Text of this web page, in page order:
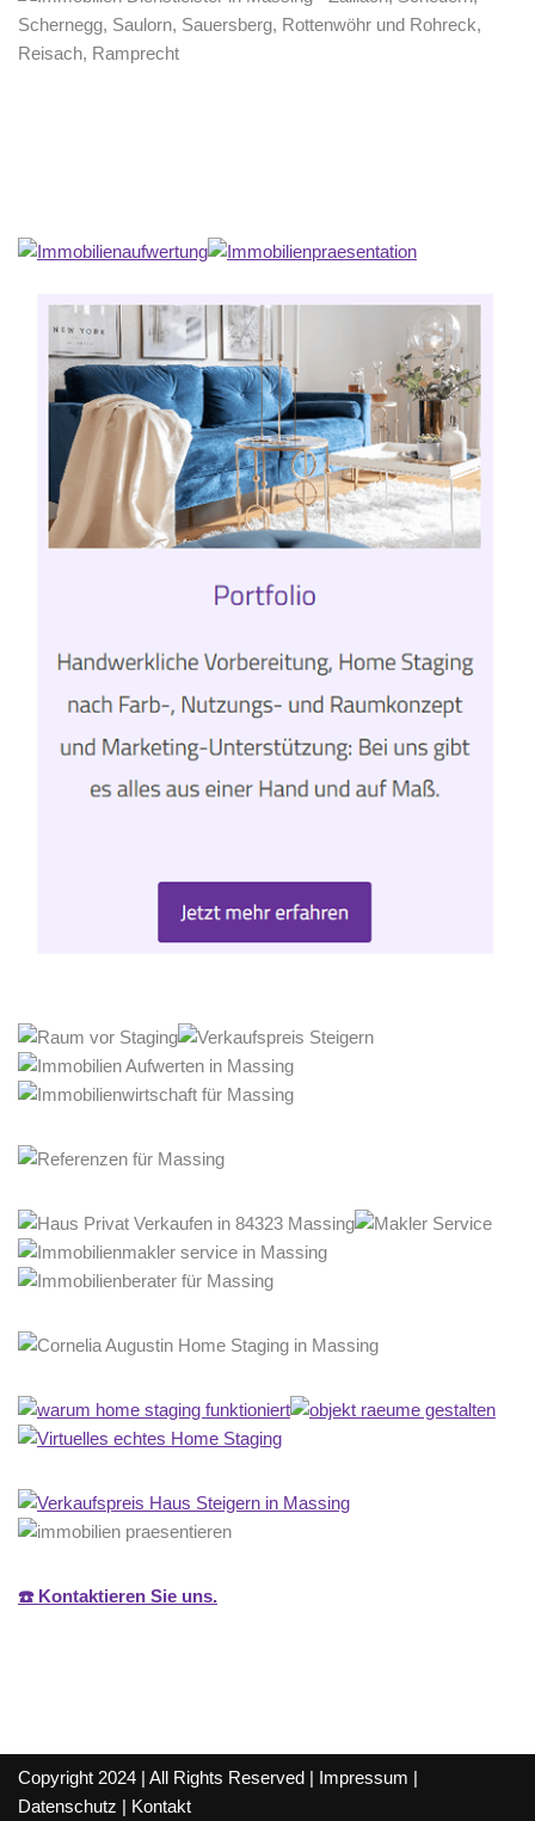
☎️ Kontaktieren Sie uns.
Copyright 2024 | All Rights Reserved | Impressum |
Datenschutz | Kontakt